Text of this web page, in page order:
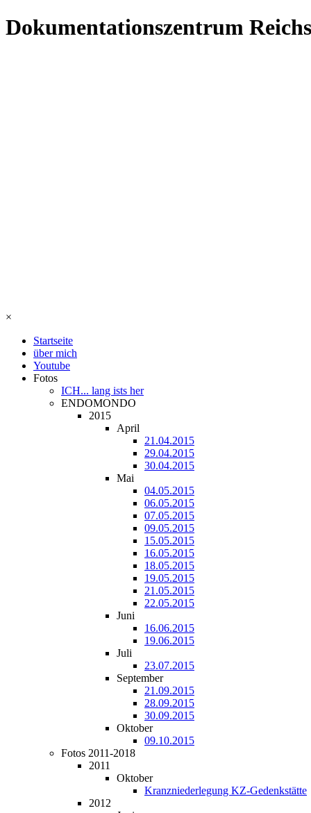
Dokumentationszentrum
×
Startseite
über mich
Youtube
Fotos
ICH... lang ists her
ENDOMONDO
2015
April
21.04.2015
29.04.2015
30.04.2015
Mai
04.05.2015
06.05.2015
07.05.2015
09.05.2015
15.05.2015
16.05.2015
18.05.2015
19.05.2015
21.05.2015
22.05.2015
Juni
16.06.2015
19.06.2015
Juli
23.07.2015
September
21.09.2015
28.09.2015
30.09.2015
Oktober
09.10.2015
Fotos 2011-2018
2011
Oktober
Kranzniederlegung KZ-Gedenkstätte
2012